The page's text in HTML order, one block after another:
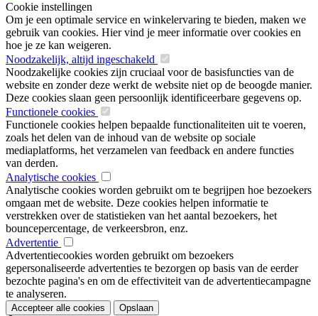
Cookie instellingen
Om je een optimale service en winkelervaring te bieden, maken we
gebruik van cookies. Hier vind je meer informatie over cookies en
hoe je ze kan weigeren.
Noodzakelijk, altijd ingeschakeld
Noodzakelijke cookies zijn cruciaal voor de basisfuncties van de
website en zonder deze werkt de website niet op de beoogde manier.
Deze cookies slaan geen persoonlijk identificeerbare gegevens op.
Functionele cookies
Functionele cookies helpen bepaalde functionaliteiten uit te voeren,
zoals het delen van de inhoud van de website op sociale
mediaplatforms, het verzamelen van feedback en andere functies
van derden.
Analytische cookies
Analytische cookies worden gebruikt om te begrijpen hoe bezoekers
omgaan met de website. Deze cookies helpen informatie te
verstrekken over de statistieken van het aantal bezoekers, het
bouncepercentage, de verkeersbron, enz.
Advertentie
Advertentiecookies worden gebruikt om bezoekers
gepersonaliseerde advertenties te bezorgen op basis van de eerder
bezochte pagina's en om de effectiviteit van de advertentiecampagne
te analyseren.
Accepteer alle cookies Opslaan